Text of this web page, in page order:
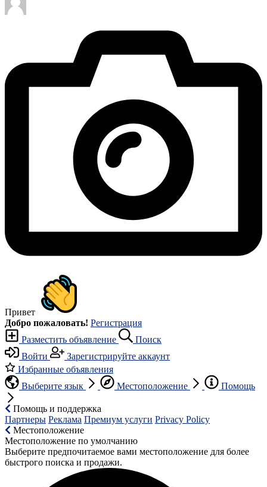
Привет
Добро пожаловать! Регистрация
Разместить объявление
Поиск
Войти
Зарегистрируйте аккаунт
Избранные объявления
Выберите язык
Местоположение Помощь
Помощь и поддержка
Партнеры Реклама Премиум услуги Privacy Policy
Местоположение
Местоположение по умолчанию
Выберите предпочитаемое вами местоположение для более
быстрого поиска и продажи.